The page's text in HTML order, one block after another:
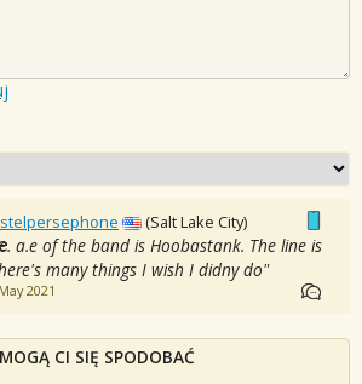
(Salt Lake City)
a.e of the band is Hoobastank. The line is
many things I wish I didny do"
2021
CI SIĘ SPODOBAĆ